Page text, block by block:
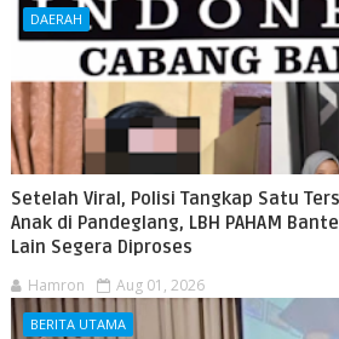
DAERAH
Setelah Viral, Polisi Tangkap Satu
Anak di Pandeglang, LBH PAHAM
Lain Segera Diproses
Hamron Aug 01, 2026
BERITA UTAMA